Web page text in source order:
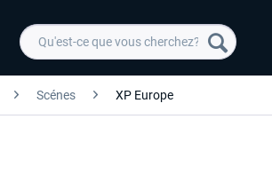
Scénes XP Europe